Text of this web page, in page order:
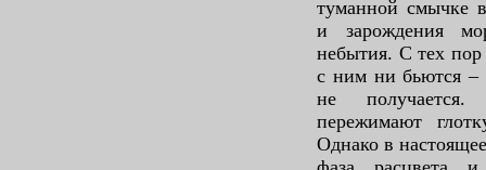
туманной смычке
и зарождения
небытия. С тех пор
с ним ни бьются –
не получается.
пережимают
Однако в